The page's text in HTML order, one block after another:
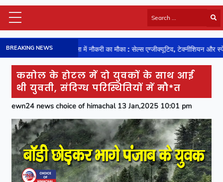
Himachal Latest
HP Board Results
National
Video
Viral News
Photos
Sports
Entertainment
Lifestyle
Business
Technology
BREAKING NEWS
शिमला में नौकरी का मौका : सेल्स एग्जीक्यूटिव, टेक्नीशियन और स्पेयर पार्ट्स एग्जीक्यूटिव के
कसोल के होटल में दो युवकों के साथ आई
थी युवती, संदिग्ध परिस्थितियों में मौ*त
ewn24 news choice of himachal 13 Jan,2025 10:01 pm